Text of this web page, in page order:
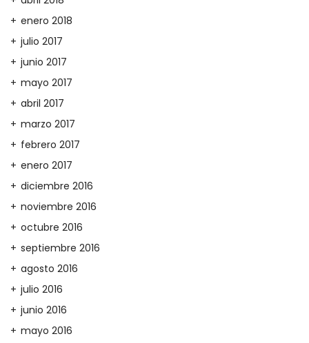
enero 2018
julio 2017
junio 2017
mayo 2017
abril 2017
marzo 2017
febrero 2017
enero 2017
diciembre 2016
noviembre 2016
octubre 2016
septiembre 2016
agosto 2016
julio 2016
junio 2016
mayo 2016